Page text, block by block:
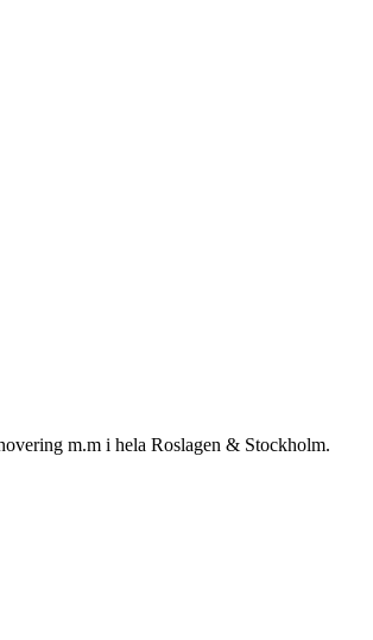
m.m i hela Roslagen & Stockholm.